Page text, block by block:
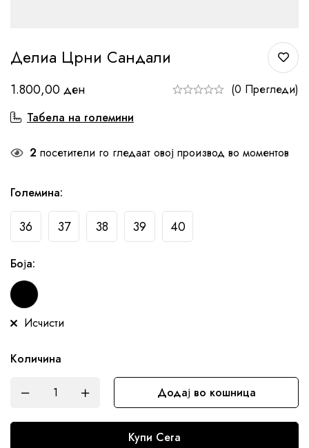
Делиа Црни Сандали
1.800,00ден
(0 Прегледи)
Табела на големини
2 посетители го гледаат овој производ во моментов
Големина:
36 37 38 39 40
Боја:
Исчисти
Количина
Додај во кошница
Купи Сега